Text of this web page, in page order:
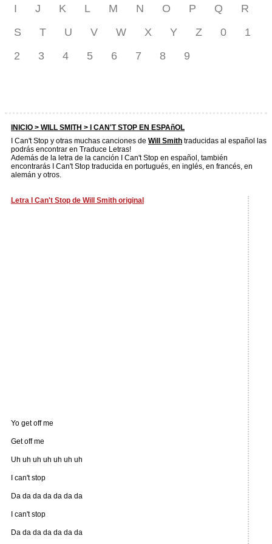
I J K L M N O P Q
R
S
T U V W X Y Z 0
1
2
3 4 5 6 7 8 9
INICIO > WILL SMITH > I CAN'T STOP EN ESPAñOL
I Can't Stop y otras muchas canciones de Will Smith traducidas al español las
podrás encontrar en Traduce Letras!
Además de la letra de la canción I Can't Stop en español, también
encontrarás I Can't Stop traducida en portugués, en inglés, en francés, en
alemán y otros.
Letra I Can't Stop de Will Smith original
Yo get off me
Get off me
Uh uh uh uh uh uh uh
I can't stop
Da da da da da da da
I can't stop
Da da da da da da da